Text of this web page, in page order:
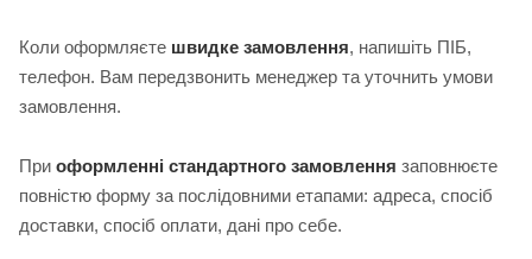
Коли оформляєте швидке замовлення, напишіть ПІБ,
телефон. Вам передзвонить менеджер та уточнить умови
замовлення.
При оформленні стандартного замовлення заповнюєте
повністю форму за послідовними етапами: адреса, спосіб
доставки, спосіб оплати, дані про себе.